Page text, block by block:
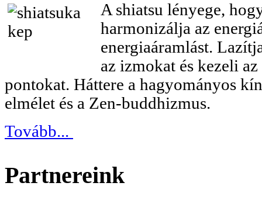
A shiatsu lényege,
harmonizálja az
energiaáramlást.
az izmokat és kezeli az
pontokat. Háttere a hagyományos
elmélet és a Zen-buddhizmus.
Tovább...
Partnereink